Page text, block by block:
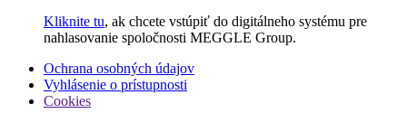
Kliknite tu, ak chcete vstúpiť do digitálneho systému pre
nahlasovanie spoločnosti MEGGLE Group.
Ochrana osobných údajov
Vyhlásenie o prístupnosti
Cookies